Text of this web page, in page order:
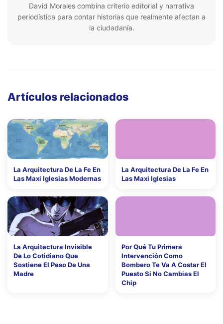
David Morales combina criterio editorial y narrativa
periodística para contar historias que realmente afectan a
la ciudadanía.
Artículos relacionados
La Arquitectura De La Fe En
Las Maxi Iglesias Modernas
La Arquitectura De La Fe En
Las Maxi Iglesias
La Arquitectura Invisible
De Lo Cotidiano Que
Sostiene El Peso De Una
Madre
Por Qué Tu Primera
Intervención Como
Bombero Te Va A Costar El
Puesto Si No Cambias El
Chip